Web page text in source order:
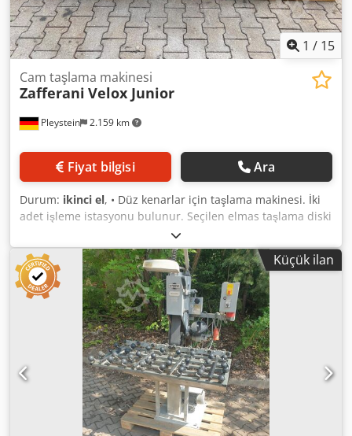
1 / 15
Pleystein 2.159 km
Cam taşlama makinesi
Zafferani Velox Junior
Fiyat bilgisi Ara
Durum: ikinci el, • Düz kenarlar için taşlama makinesi. İki
adet işleme istasyonu bulunur. Seçilen elmas taşlama diski
sayesinde istenen profil oluşturulur ve parlatılır. Tüm
ayarlar, ön taraftan kolayca ve rahat bir şekilde yapılır
(dairesel taş, talaş miktarı, açısı). • Seri numarası: 84082 •
Genişlik – 0,90 m • Giriş – 1,40 m, Çıkış – 1,40 m Dkodpfxjzr
Iyas Alisr • Makine – 1,33 m • Yükseklik – 2,05 m • Toplam –
4,13 m • Ağırlık 1050 kg • Fiyat: Talep üzerine
Küçük ilan